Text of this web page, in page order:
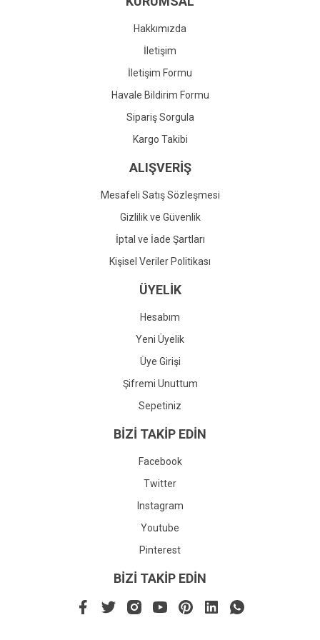
Gönder
Hakkımızda
İletişim
İletişim Formu
Havale Bildirim Formu
Sipariş Sorgula
Kargo Takibi
ALIŞVERİŞ
Mesafeli Satış Sözleşmesi
Gizlilik ve Güvenlik
İptal ve İade Şartları
Kişisel Veriler Politikası
ÜYELİK
Hesabım
Yeni Üyelik
Üye Girişi
Şifremi Unuttum
Sepetiniz
BİZİ TAKİP EDİN
Facebook
Twitter
Instagram
Youtube
Pinterest
BİZİ TAKİP EDİN